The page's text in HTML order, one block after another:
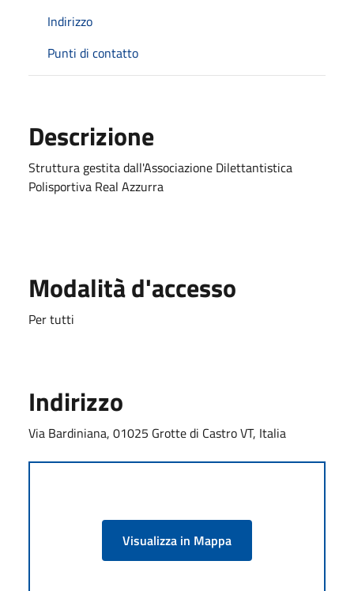
Indirizzo
Punti di contatto
Descrizione
Struttura gestita dall'Associazione Dilettantistica
Polisportiva Real Azzurra
Modalità d'accesso
Per tutti
Indirizzo
Via Bardiniana, 01025 Grotte di Castro VT, Italia
Visualizza in Mappa